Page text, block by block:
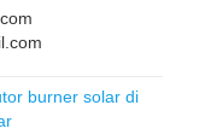
burner solar di